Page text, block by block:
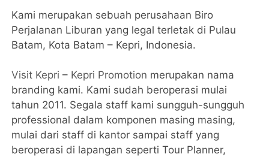
Kami merupakan sebuah perusahaan Biro
Perjalanan Liburan yang legal terletak di Pulau
Batam, Kota Batam – Kepri, Indonesia.
Visit Kepri – Kepri Promotion merupakan nama
branding kami. Kami sudah beroperasi mulai
tahun 2011. Segala staff kami sungguh-sungguh
professional dalam komponen masing masing,
mulai dari staff di kantor sampai staff yang
beroperasi di lapangan seperti Tour Planner,